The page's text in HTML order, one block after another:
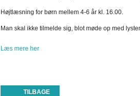
Højtlæsning for børn mellem 4-6 år kl. 16.00.
Man skal ikke tilmelde sig, blot møde op med
Læs mere her
TILBAGE